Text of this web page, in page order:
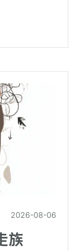
2026-08-06
族